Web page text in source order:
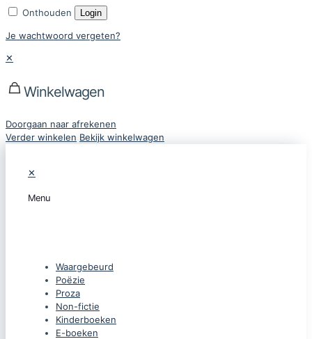
Onthouden Login
Je wachtwoord vergeten?
✕
Winkelwagen
Doorgaan naar afrekenen
Verder winkelen Bekijk winkelwagen
✕
Menu
Waargebeurd
Poëzie
Proza
Non-fictie
Kinderboeken
E-boeken